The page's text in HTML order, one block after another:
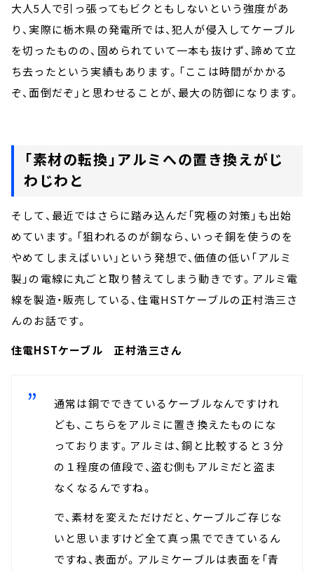
大人5人で引っ張ってもビクともしないという強度があ
り、実際に栃木県の発電所では、犯人が侵入してケーブル
を切ったものの、固められていて一本も抜けず、諦めて立
ち去ったという実績もあります。「ここは時間がかかる
ぞ、面倒だぞ」と思わせることが、最大の防御になります。
「素材の転換」アルミへの置き換えがじ
わじわと
そして、最近ではさらに踏み込んだ「究極の対策」も出始
めています。「狙われるのが銅なら、いっそ銅を使うのを
やめてしまえばいい」という発想で、価値の低い「アルミ
製」の電線に丸ごと取り替えてしまう動きです。アルミ電
線を製造・販売している、住電HSTケーブルの正村浩三さ
んのお話です。
住電HSTケーブル 正村浩三さん
通常は銅でできているケーブルなんですけれ
ども、こちらをアルミに置き換えたものにな
っております。アルミは、銅と比較すると３分
の１程度の値段で、盗む側もアルミだと盗ま
なくなるんですね。
で、素材を変えただけだと、ケーブルご存じな
いと思いますけど全て真っ黒でできているん
ですね、表面が。アルミケーブルは表面を「青